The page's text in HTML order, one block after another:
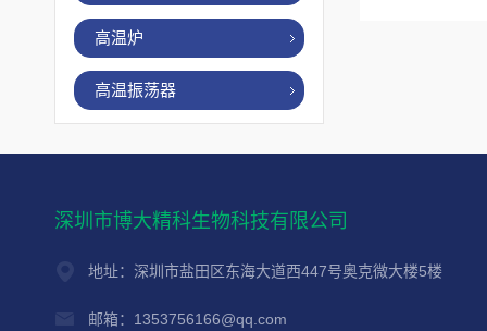
高温炉
高温振荡器
深圳市博大精科生物科技有限公司
地址：深圳市盐田区东海大道西447号奥克微大楼5楼
邮箱：1353756166@qq.com